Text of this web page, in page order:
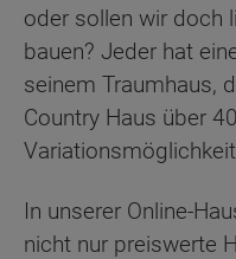
oder sollen wir doch
bauen? Jeder hat
seinem Traumhaus,
Country Haus über
In unserer Online-
nicht nur preiswerte